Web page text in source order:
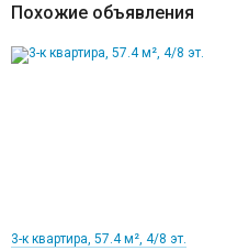
Похожие объявления
3-к квартира, 57.4 м², 4/8 эт.